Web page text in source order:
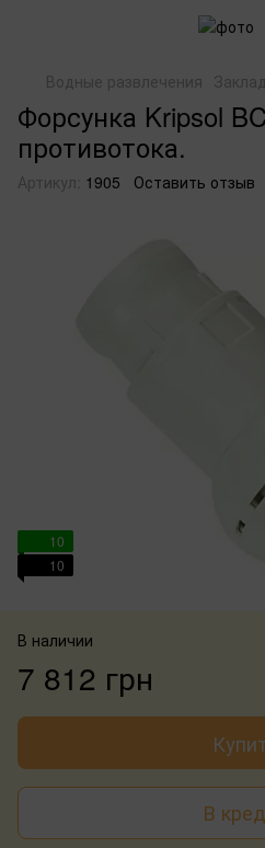
Водные развлечения
Форсунка Kripsol
противотока.
Артикул: 1905 Оставить отзыв
10
10
В наличии
7 812 грн
В